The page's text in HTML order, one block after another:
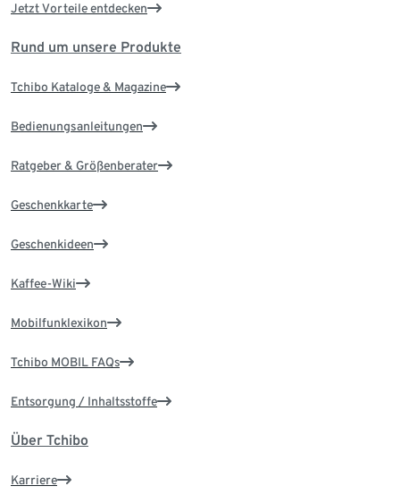
Jetzt Vorteile entdecken
Rund um unsere Produkte
Tchibo Kataloge & Magazine
Bedienungsanleitungen
Ratgeber & Größenberater
Geschenkkarte
Geschenkideen
Kaffee-Wiki
Mobilfunklexikon
Tchibo MOBIL FAQs
Entsorgung / Inhaltsstoffe
Über Tchibo
Karriere